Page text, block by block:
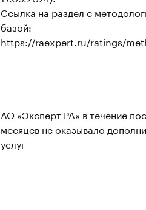
Ссылка на раздел с
базой:
https://raexpert.ru/ratings/
АО «Эксперт РА» в течение
месяцев не оказывало
услуг